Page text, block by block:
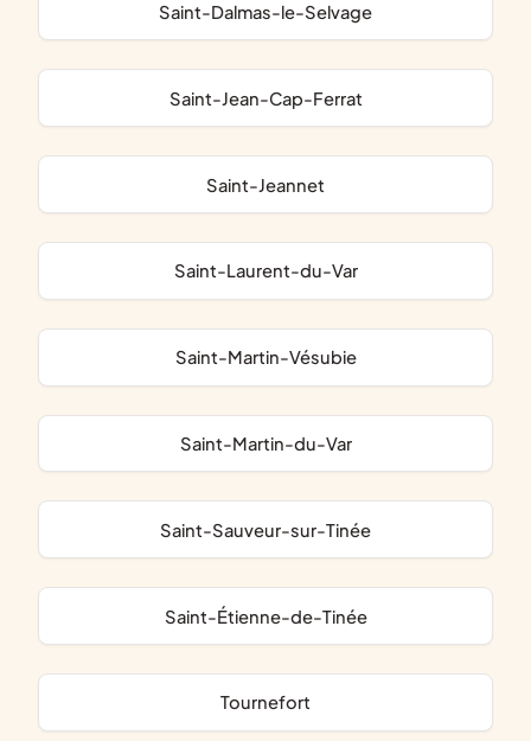
Saint-Dalmas-le-Selvage
Saint-Jean-Cap-Ferrat
Saint-Jeannet
Saint-Laurent-du-Var
Saint-Martin-Vésubie
Saint-Martin-du-Var
Saint-Sauveur-sur-Tinée
Saint-Étienne-de-Tinée
Tournefort